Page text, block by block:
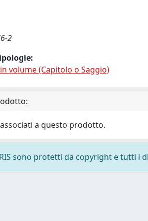
2
volume (Capitolo o Saggio)
a questo prodotto.
sono protetti da copyright e tutti i